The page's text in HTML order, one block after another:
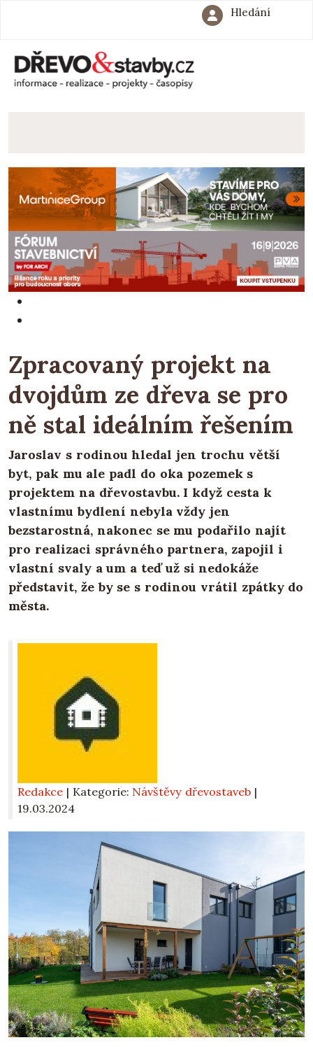
Hledání
Zpracovaný projekt na
dvojdům ze dřeva se pro
ně stal ideálním řešením
Jaroslav s rodinou hledal jen trochu větší
byt, pak mu ale padl do oka pozemek s
projektem na dřevostavbu. I když cesta k
vlastnímu bydlení nebyla vždy jen
bezstarostná, nakonec se mu podařilo najít
pro realizaci správného partnera, zapojil i
vlastní svaly a um a teď už si nedokáže
představit, že by se s rodinou vrátil zpátky do
města.
Redakce | Kategorie: Návštěvy dřevostaveb |
19.03.2024